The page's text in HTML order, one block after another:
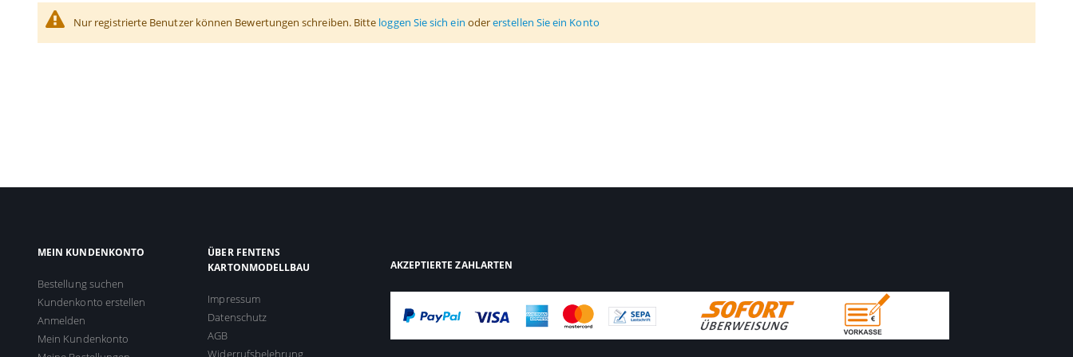
Nur registrierte Benutzer können Bewertungen schreiben. Bitte loggen Sie sich ein odererstellen Sie ein Konto
MEIN KUNDENKONTO
Bestellung suchen
Kundenkonto erstellen
Anmelden
Mein Kundenkonto
ÜBER FENTENS
KARTONMODELLBAU
Impressum
Datenschutz
AGB
Widerrufsbelehrung
AKZEPTIERTE ZAHLARTEN